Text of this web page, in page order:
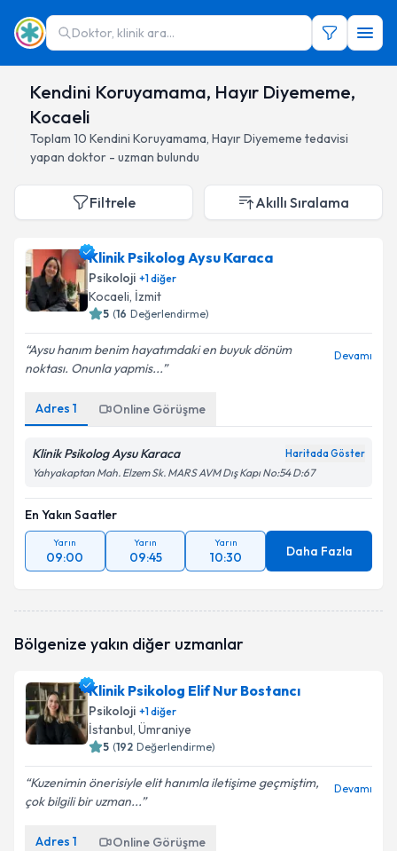
Doktor, klinik ara...
Kendini Koruyamama, Hayır Diyememe,
Kocaeli
Toplam 10 Kendini Koruyamama, Hayır Diyememe tedavisi
yapan doktor - uzman bulundu
Filtrele Akıllı Sıralama
Klinik Psikolog Aysu Karaca
Psikoloji +1diğer
Kocaeli, İzmit
5 (16 Değerlendirme)
Aysu hanım benim hayatımdaki en buyuk dönüm
noktası. Onunla yapmis...
Devamı
Adres 1 Online Görüşme
Klinik Psikolog Aysu Karaca Haritada Göster
Yahyakaptan Mah. Elzem Sk. MARS AVM Dış Kapı No:54 D:67
En Yakın Saatler
Yarın
09:00
Yarın
09:45
Yarın
10:30 Daha Fazla
Bölgenize yakın diğer uzmanlar
Klinik Psikolog Elif Nur Bostancı
Psikoloji +1diğer
İstanbul, Ümraniye
5 (192 Değerlendirme)
Kuzenimin önerisiyle elit hanımla iletişime geçmiştim,
çok bilgili bir uzman...
Devamı
Adres 1 Online Görüşme